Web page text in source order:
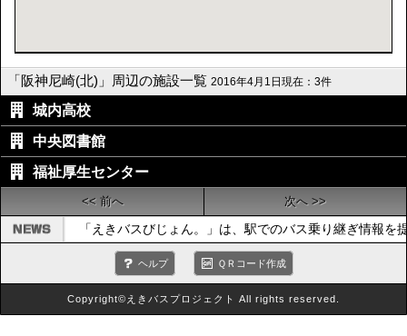
「阪神尼崎(北)」周辺の施設一覧 2016年4月1日現在：3件
城内高校
中央図書館
福祉厚生センター
<< 前へ 次へ >>
「えきバスびじょん。」は、駅でのバス乗り継ぎ情報
ヘルプ ＱＲコード作成
Copyright©えきバスプロジェクト All rights reserved.